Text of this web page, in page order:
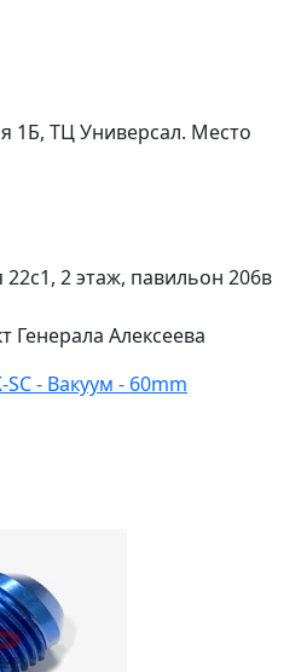
1Б, ТЦ Универсал. Место
2 этаж, павильон 206в
Генерала Алексеева
- Вакуум - 60mm